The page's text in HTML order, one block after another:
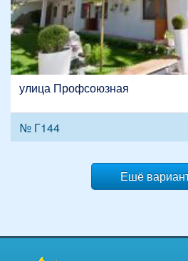
улица Профсоюзная
№ Г144
Ешё